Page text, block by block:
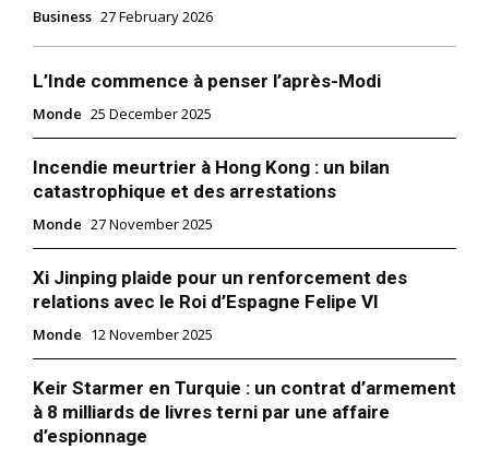
Business 27 February 2026
L’Inde commence à penser l’après-Modi
Monde 25 December 2025
Incendie meurtrier à Hong Kong : un bilan
catastrophique et des arrestations
Monde 27 November 2025
Xi Jinping plaide pour un renforcement des
relations avec le Roi d’Espagne Felipe VI
Monde 12 November 2025
Keir Starmer en Turquie : un contrat d’armement
à 8 milliards de livres terni par une affaire
d’espionnage